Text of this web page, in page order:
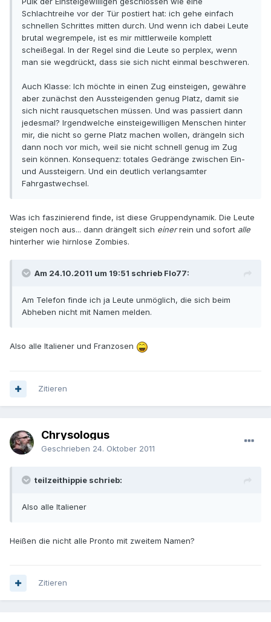
Schlachtreihe vor der Tür postiert hat: ich gehe einfach
schnellen Schrittes mitten durch. Und wenn ich dabei Leute
brutal wegrempele, ist es mir mittlerweile komplett
scheißegal. In der Regel sind die Leute so perplex, wenn
man sie wegdrückt, dass sie sich nicht einmal beschweren.
Auch Klasse: Ich möchte in einen Zug einsteigen, gewähre
aber zunächst den Aussteigenden genug Platz, damit sie
sich nicht rausquetschen müssen. Und was passiert dann
jedesmal? Irgendwelche einsteigewilligen Menschen hinter
mir, die nicht so gerne Platz machen wollen, drängeln sich
dann noch vor mich, weil sie nicht schnell genug im Zug
sein können. Konsequenz: totales Gedränge zwischen Ein-
und Aussteigern. Und ein deutlich verlangsamter
Fahrgastwechsel.
Was ich faszinierend finde, ist diese Gruppendynamik. Die Leute
steigen noch aus... dann drängelt sich einerrein und sofort alle
hinterher wie hirnlose Zombies.
Am 24.10.2011 um 19:51 schrieb Flo77:
Am Telefon finde ich ja Leute unmöglich, die sich beim
Abheben nicht mit Namen melden.
Also alle Italiener und Franzosen
Zitieren
Chrysologus
Geschrieben 24. Oktober 2011
teilzeithippie schrieb:
Also alle Italiener
Heißen die nicht alle Pronto mit zweitem Namen?
Zitieren